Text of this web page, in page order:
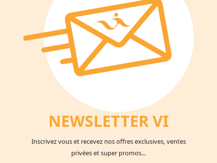
NEWSLETTER VI
Inscrivez vous et recevez nos offres exclusives, ventes
privées et super promos...